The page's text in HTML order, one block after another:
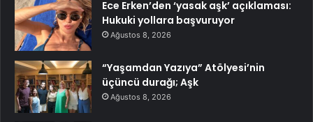
Ece Erken’den ‘yasak aşk’ açıklaması:
Hukuki yollara başvuruyor
Ağustos 8, 2026
“Yaşamdan Yazıya” Atölyesi’nin
üçüncü durağı; Aşk
Ağustos 8, 2026